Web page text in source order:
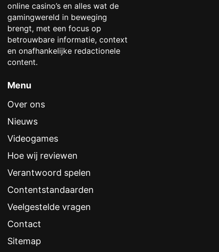
online casino’s en alles wat de
gamingwereld in beweging
brengt, met een focus op
betrouwbare informatie, context
en onafhankelijke redactionele
content.
Menu
Over ons
Nieuws
Videogames
Hoe wij reviewen
Verantwoord spelen
Contentstandaarden
Veelgestelde vragen
Contact
Sitemap